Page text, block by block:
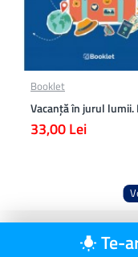
Booklet
33,00 Lei
Te-